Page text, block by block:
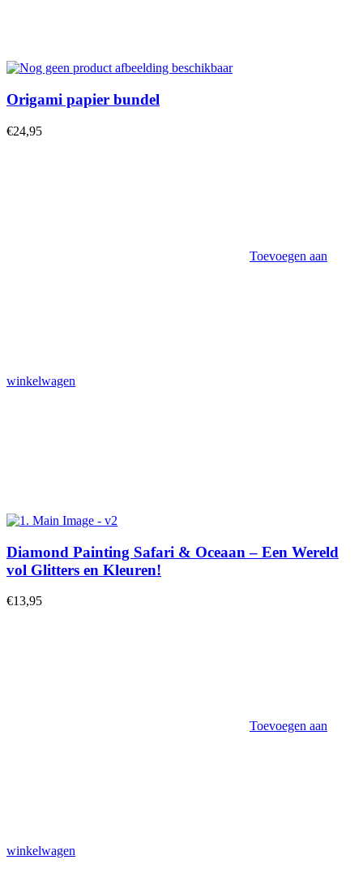
Origami papier bundel
€24,95
Toevoegen aan
winkelwagen
Diamond Painting Safari & Oceaan – Een Wereld
vol Glitters en Kleuren!
€13,95
Toevoegen aan
winkelwagen